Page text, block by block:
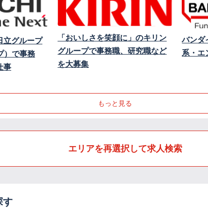
立グループ
）で事務
事
「おいしさを笑顔に」のキリン
グループで事務職、研究職など
を大募集
バンダ
系・エ
もっと見る
エリアを再選択して求人検索
す